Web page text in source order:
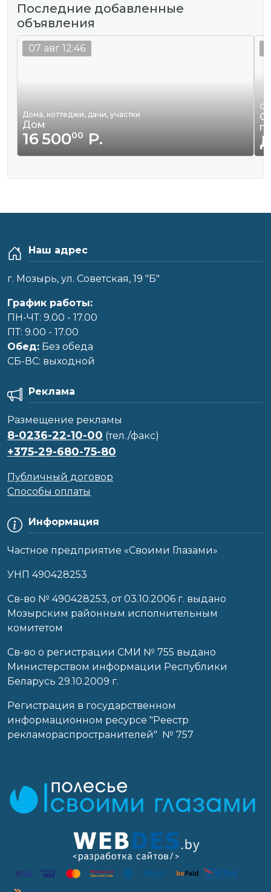
Последние добавленные
объявления
Дома, коттеджи, дачи, участки
Дом
16 50000Р.
07 авг 12:46
Наш адрес
г. Мозырь, ул. Советская, 19 "Б"
График работы:
ПН-ЧТ: 9.00 - 17.00
ПТ: 9.00 - 17.00
Обед: Без обеда
CБ-ВС: выходной
Информация
Частное предприятие «Своими Глазами»
УНП 490428253
Cв-во № 490428253, от 03.10.2006 г. выдано
Мозырским районным исполнительным
комитетом
Св-во о регистрации СМИ № 755 выдано
Министерством информации Республики
Беларусь 29.10.2009 г.
Регистрация в государственном
информационном ресурсе "Реестр
рекламораспространителей" № 757
Реклама
Размещение рекламы
8-0236-22-10-00 (тел./факс)
+375-29-680-75-80
Публичный договор
Способы оплаты